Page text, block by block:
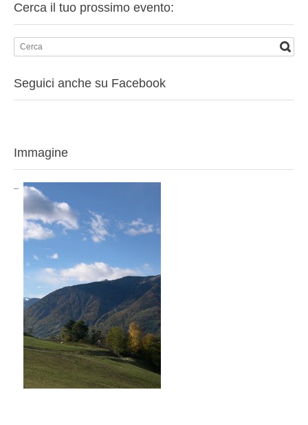
Cerca il tuo prossimo evento:
Seguici anche su Facebook
Immagine